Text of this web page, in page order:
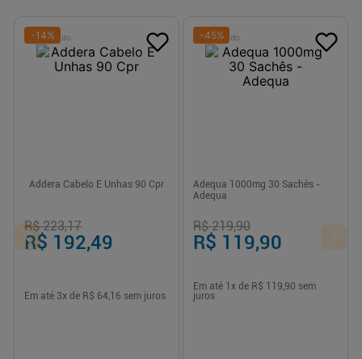
Patrocinado
-14%
Addera Cabelo E Unhas 90 Cpr
R$ 223,17
R$ 192,49
Em até 3x de R$ 64,16 sem juros
Patrocinado
-45%
Adequa 1000mg 30 Sachês -
Adequa
R$ 219,90
R$ 119,90
Em até 1 x de R$ 119,90 sem
juros